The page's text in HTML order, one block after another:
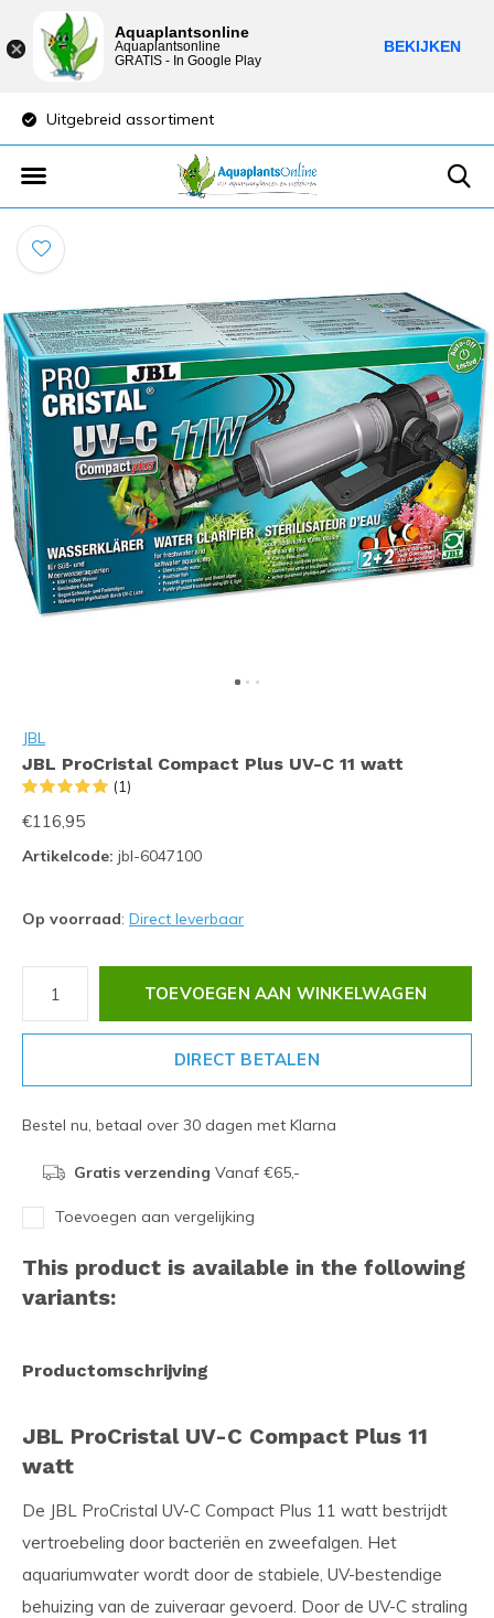
Uitgebreid assortiment
JBL
JBL ProCristal Compact Plus UV-C 11 watt
(1)
€116,95
Artikelcode: jbl-6047100
Op voorraad: Direct leverbaar
TOEVOEGEN AAN WINKELWAGEN
DIRECT BETALEN
Bestel nu, betaal over 30 dagen met Klarna
Gratis verzending Vanaf €65,-
Toevoegen aan vergelijking
This product is available in the following
variants:
Productomschrijving
JBL ProCristal UV-C Compact Plus 11
watt
De JBL ProCristal UV-C Compact Plus 11 watt bestrijdt
vertroebeling door bacteriën en zweefalgen. Het
aquariumwater wordt door de stabiele, UV-bestendige
behuizing van de zuiveraar gevoerd. Door de UV-C straling
Aquaplantsonline
Aquaplantsonline
GRATIS - In Google Play
BEKIJKEN